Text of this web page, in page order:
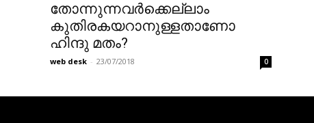
തോന്നുന്നവർക്കെല്ലാം
കുതിരകയറാനുള്ളതാണോ
ഹിന്ദു മതം?
web desk - 23/07/2018 0